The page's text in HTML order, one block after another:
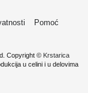
Pomoć
Copyright © Krstarica
u celini i u delovima